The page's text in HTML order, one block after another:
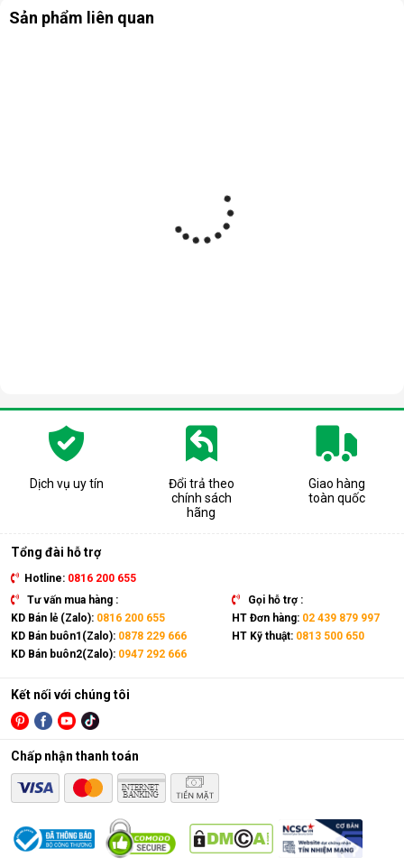
Sản phẩm liên quan
Dịch vụ uy tín
Đổi trả theo
chính sách
hãng
Giao hàng
toàn quốc
Tổng đài hỗ trợ
Hotline: 0816 200 655
Tư vấn mua hàng :
KD Bán lẻ (Zalo): 0816 200 655
KD Bán buôn1(Zalo): 0878 229 666
KD Bán buôn2(Zalo): 0947 292 666
Gọi hỗ trợ :
HT Đơn hàng: 02 439 879 997
HT Kỹ thuật: 0813 500 650
Kết nối với chúng tôi
Chấp nhận thanh toán